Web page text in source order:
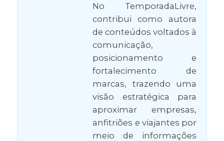
No TemporadaLivre,
contribui como autora
de conteúdos voltados à
comunicação,
posicionamento e
fortalecimento de
marcas, trazendo uma
visão estratégica para
aproximar empresas,
anfitriões e viajantes por
meio de informações